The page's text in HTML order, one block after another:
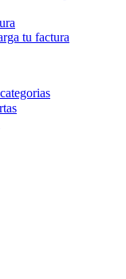
tu factura